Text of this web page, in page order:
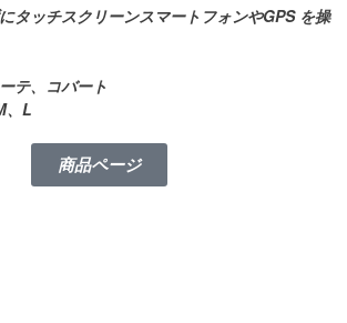
タッチスクリーンスマートフォンやGPS を操
テ、コバート
、L
商品ページ